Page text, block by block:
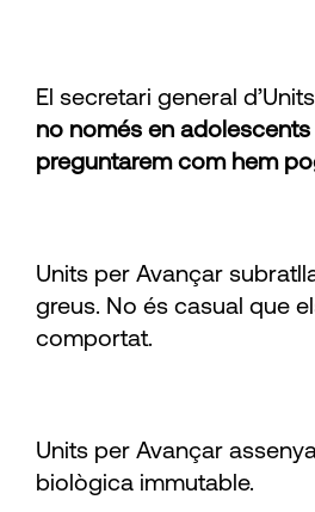
El secretari general
no només en adolescents
preguntarem com hem
Units per Avançar
greus. No és casual que
comportat.
Units per Avançar
biològica immutable.